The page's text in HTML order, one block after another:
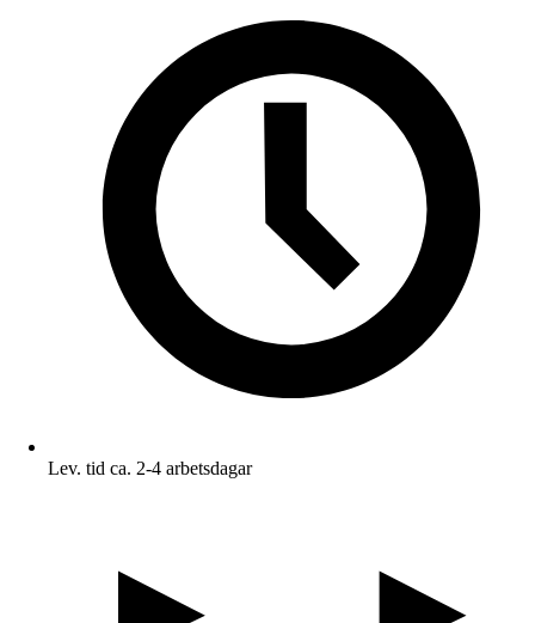
Lev. tid ca. 2-4 arbetsdagar